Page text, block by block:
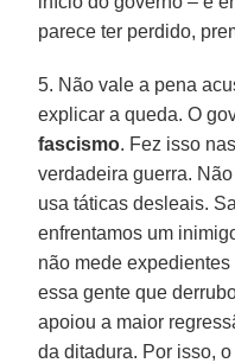
parece ter perdido,
5. Não vale a pena
explicar a queda. O
fascismo. Fez isso
verdadeira guerra.
usa táticas desleais.
enfrentamos um
não mede
essa gente que
apoiou a maior
da ditadura. Por isso, o